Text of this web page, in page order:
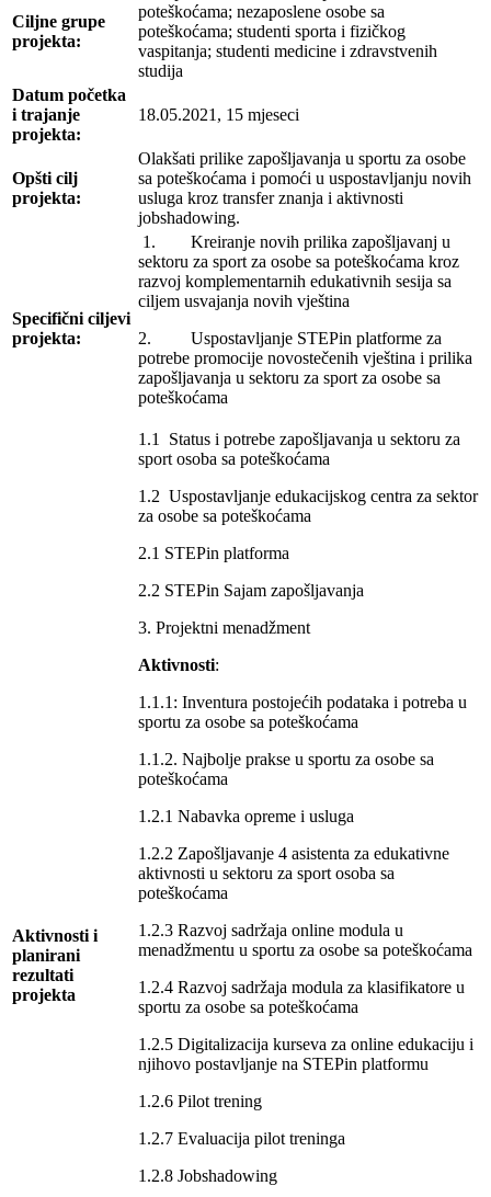
Ciljne grupe
projekta:
poteškoćama; nezaposlene osobe sa
poteškoćama; studenti sporta i fizičkog
vaspitanja; studenti medicine i zdravstvenih
studija
Datum početka
i trajanje
projekta:
18.05.2021, 15 mjeseci
Opšti cilj
projekta:
Olakšati prilike zapošljavanja u sportu za osobe
sa poteškoćama i pomoći u uspostavljanju novih
usluga kroz transfer znanja i aktivnosti
jobshadowing.
Specifični ciljevi
projekta:
1. Kreiranje novih prilika zapošljavanj u
sektoru za sport za osobe sa poteškoćama kroz
razvoj komplementarnih edukativnih sesija sa
ciljem usvajanja novih vještina
2. Uspostavljanje STEPin platforme za
potrebe promocije novostečenih vještina i prilika
zapošljavanja u sektoru za sport za osobe sa
poteškoćama
Aktivnosti i
planirani
rezultati
projekta
1.1 Status i potrebe zapošljavanja u sektoru za
sport osoba sa poteškoćama
1.2 Uspostavljanje edukacijskog centra za sektor
za osobe sa poteškoćama
2.1 STEPin platforma
2.2 STEPin Sajam zapošljavanja
3. Projektni menadžment
Aktivnosti:
1.1.1: Inventura postojećih podataka i potreba u
sportu za osobe sa poteškoćama
1.1.2. Najbolje prakse u sportu za osobe sa
poteškoćama
1.2.1 Nabavka opreme i usluga
1.2.2 Zapošljavanje 4 asistenta za edukativne
aktivnosti u sektoru za sport osoba sa
poteškoćama
1.2.3 Razvoj sadržaja online modula u
menadžmentu u sportu za osobe sa poteškoćama
1.2.4 Razvoj sadržaja modula za klasifikatore u
sportu za osobe sa poteškoćama
1.2.5 Digitalizacija kurseva za online edukaciju i
njihovo postavljanje na STEPin platformu
1.2.6 Pilot trening
1.2.7 Evaluacija pilot treninga
1.2.8 Jobshadowing